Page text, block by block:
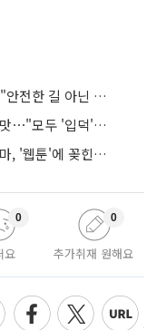
스트레이 키즈, 이것저것 '다 된다'⋯"안전한 길 아닌 도전이 재밌어"
나우즈, 올여름 물들일 '제로섹시'의 맛⋯"모두 '입덕'시킬 것"
공효진도, 신민아도 택했다⋯K-드라마, '웹툰'에 꽂힌 이유
요
0
추가취재 원해요
0